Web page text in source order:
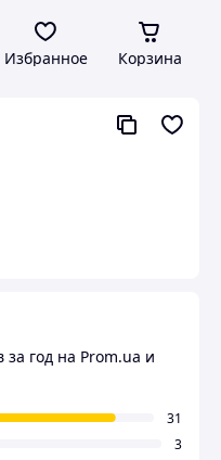
Избранное Корзина
за год на Prom.ua и
31
3